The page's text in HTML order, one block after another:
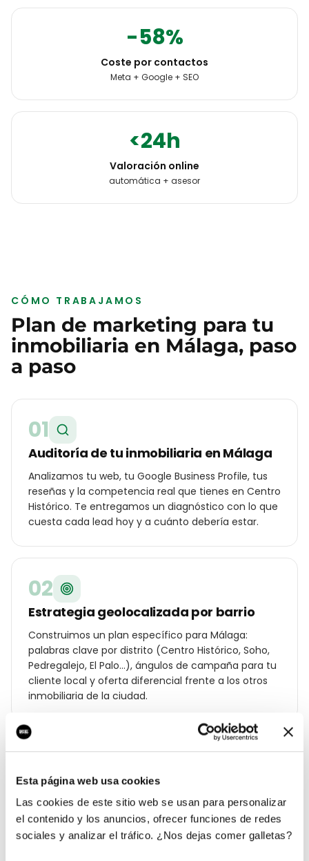
Esta página web usa cookies
Las cookies de este sitio web se usan para personalizar
el contenido y los anuncios, ofrecer funciones de redes
sociales y analizar el tráfico. ¿Nos dejas comer galletas?
-58%
Coste por contactos
Meta + Google + SEO
<24h
Valoración online
automática + asesor
CÓMO TRABAJAMOS
Plan de marketing para tu
inmobiliaria en Málaga, paso
a paso
01
Auditoría de tu inmobiliaria en Málaga
Analizamos tu web, tu Google Business Profile, tus
reseñas y la competencia real que tienes en Centro
Histórico. Te entregamos un diagnóstico con lo que
cuesta cada lead hoy y a cuánto debería estar.
02
Estrategia geolocalizada por barrio
Construimos un plan específico para Málaga:
palabras clave por distrito (Centro Histórico, Soho,
Pedregalejo, El Palo…), ángulos de campaña para tu
cliente local y oferta diferencial frente a los otros
inmobiliaria de la ciudad.
Campañas Ads y SEO local en marcha
Lanzamos Google Ads por código postal, Meta Ads
con audiencias hipersegmentadas en Málaga,
optimización on-page y ficha de Google Business